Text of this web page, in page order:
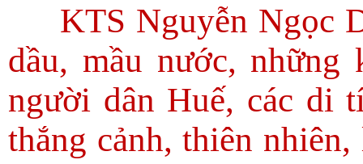
KTS Nguyễn Ngọc
dầu, mầu nước,
người dân Huế, các di
thắng cảnh, thiên